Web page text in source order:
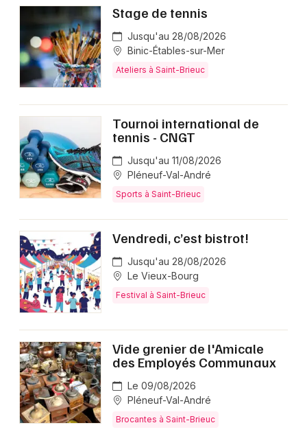
Stage de tennis
Jusqu'au 28/08/2026
Binic-Étables-sur-Mer
Ateliers à Saint-Brieuc
Tournoi international de
tennis - CNGT
Jusqu'au 11/08/2026
Pléneuf-Val-André
Sports à Saint-Brieuc
Vendredi, c’est bistrot!
Jusqu'au 28/08/2026
Le Vieux-Bourg
Festival à Saint-Brieuc
Vide grenier de l'Amicale
des Employés Communaux
Le 09/08/2026
Pléneuf-Val-André
Brocantes à Saint-Brieuc